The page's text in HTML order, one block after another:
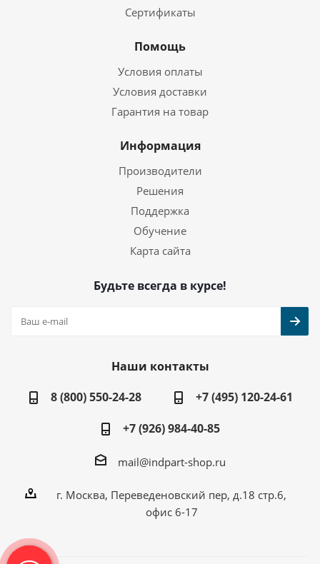
Сертификаты
Помощь
Условия оплаты
Условия доставки
Гарантия на товар
Информация
Производители
Решения
Поддержка
Обучение
Карта сайта
Будьте всегда в курсе!
Наши контакты
8 (800) 550-24-28
+7 (495) 120-24-61
+7 (926) 984-40-85
mail@indpart-shop.ru
г. Москва, Переведеновский пер, д.18 стр.6,
офис 6-17